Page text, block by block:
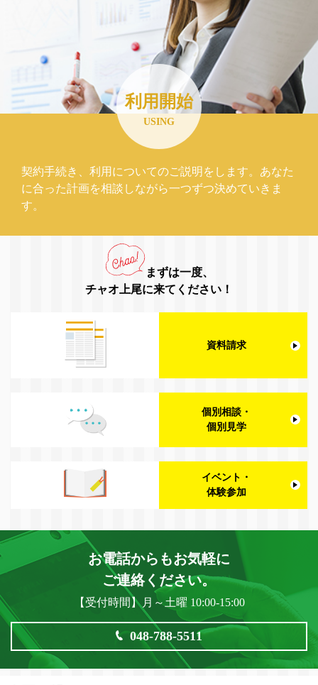
利用開始
USING
契約手続き、利用についてのご説明をします。あなた
に合った計画を相談しながら一つずつ決めていきま
す。
まずは一度、
チャオ上尾に来てください！
資料請求
個別相談・
個別見学
イベント・
体験参加
お電話からもお気軽に
ご連絡ください。
【受付時間】月～土曜 10:00-15:00
048-788-5511